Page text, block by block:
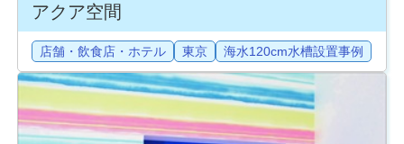
アクア空間
店舗・飲食店・ホテル 東京 海水120cm水槽設置事例